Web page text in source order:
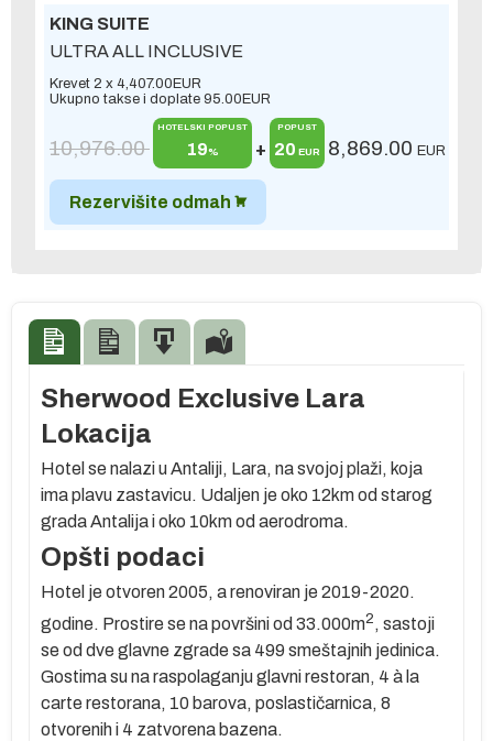
KING SUITE
ULTRA ALL INCLUSIVE
Krevet 2 x 4,407.00EUR
Ukupno takse i doplate 95.00EUR
10,976.00
HOTELSKI POPUST
19% +
POPUST
20 EUR 8,869.00 EUR
Rezervišite odmah
Sherwood Exclusive Lara
Lokacija
Hotel se nalazi u Antaliji, Lara, na svojoj plaži, koja
ima plavu zastavicu. Udaljen je oko 12km od starog
grada Antalija i oko 10km od aerodroma.
Opšti podaci
Hotel je otvoren 2005, a renoviran je 2019-2020.
godine. Prostire se na površini od 33.000m2 , sastoji
se od dve glavne zgrade sa 499 smeštajnih jedinica.
Gostima su na raspolaganju glavni restoran, 4 à la
carte restorana, 10 barova, poslastičarnica, 8
otvorenih i 4 zatvorena bazena.